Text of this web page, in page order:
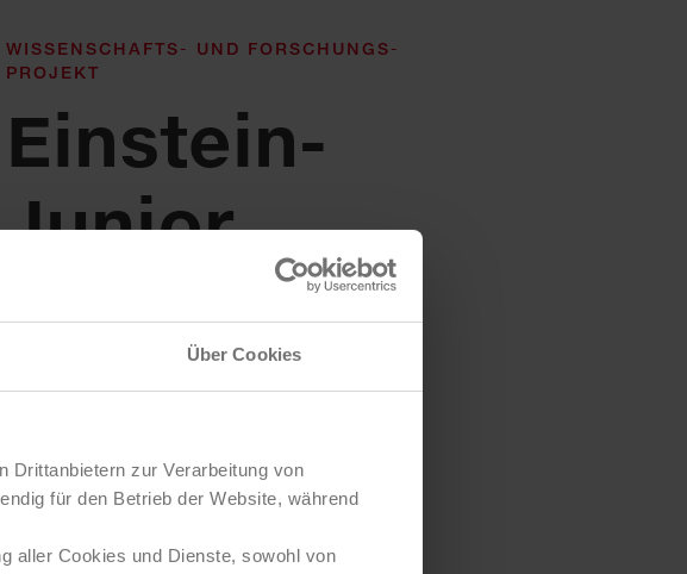
Über Cookies
Drittanbietern zur Verarbeitung von
für den Betrieb der Website, während
aller Cookies und Dienste, sowohl von
WISSENSCHAFTS- UND FORSCHUNGS­
PROJEKT
Einstein-
Junior
• begeistert Kinder und Jugendliche
begreifen können.
• bietet ein spannendes Programm für
Kinder, Jugendliche und Familien.